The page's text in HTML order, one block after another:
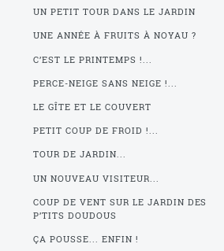
UN PETIT TOUR DANS LE JARDIN
UNE ANNÉE À FRUITS À NOYAU ?
C’EST LE PRINTEMPS !...
PERCE-NEIGE SANS NEIGE !...
LE GÎTE ET LE COUVERT
PETIT COUP DE FROID !...
TOUR DE JARDIN...
UN NOUVEAU VISITEUR...
COUP DE VENT SUR LE JARDIN DES
P’TITS DOUDOUS
ÇA POUSSE... ENFIN !